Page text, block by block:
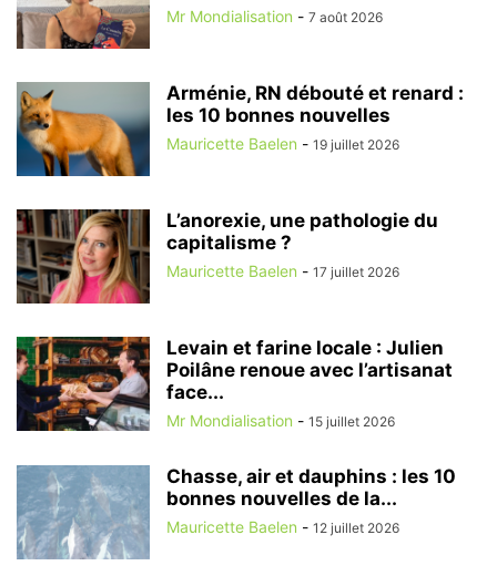
Mr Mondialisation - 7 août 2026
Arménie, RN débouté et renard :
les 10 bonnes nouvelles
Mauricette Baelen - 19 juillet 2026
L’anorexie, une pathologie du
capitalisme ?
Mauricette Baelen - 17 juillet 2026
Levain et farine locale : Julien
Poilâne renoue avec l’artisanat
face...
Mr Mondialisation - 15 juillet 2026
Chasse, air et dauphins : les 10
bonnes nouvelles de la...
Mauricette Baelen - 12 juillet 2026